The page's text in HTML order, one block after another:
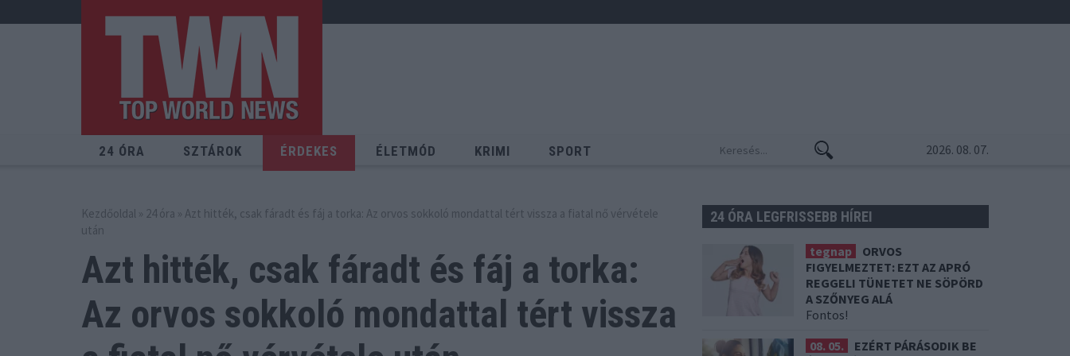
24 ÓRA SZTÁROK ÉRDEKES ÉLETMÓD KRIMI SPORT 2026. 08. 07.
Kezdőoldal » 24 óra » Azt hitték, csak fáradt és fáj a torka: Az orvos sokkoló mondattal tért vissza a fiatal nő vérvétele
után
Azt hitték, csak fáradt és fáj a torka:
Az orvos sokkoló mondattal tért vissza
24 ÓRA LEGFRISSEBB HÍREI
tegnap
ORVOS
FIGYELMEZTET: EZT AZ APRÓ
REGGELI TÜNETET NE SÖPÖRD
A SZŐNYEG ALÁ
Fontos!
08. 05.
EZÉRT PÁRÁSODIK BE